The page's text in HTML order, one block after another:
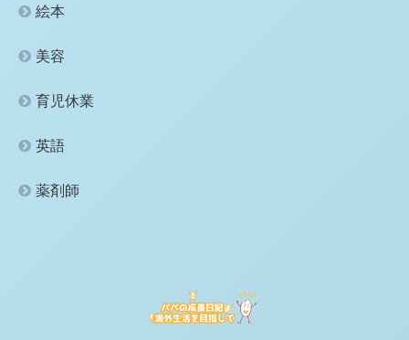
絵本
美容
育児休業
英語
薬剤師